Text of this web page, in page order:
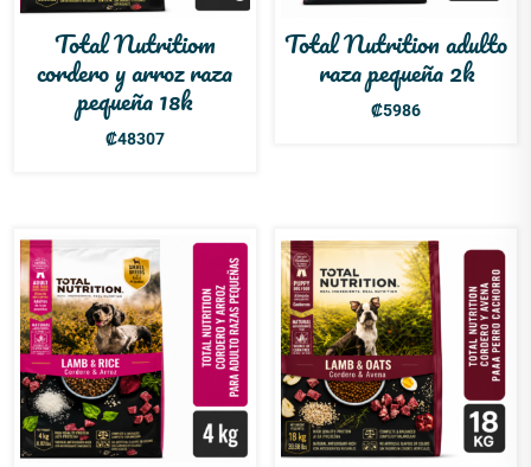
Total Nutritiom
cordero y arroz raza
pequeña 18k
₡48307
Total Nutrition adulto
raza pequeña 2k
₡5986